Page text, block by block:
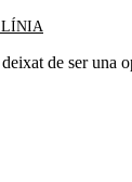
LÍNIA
de ser una